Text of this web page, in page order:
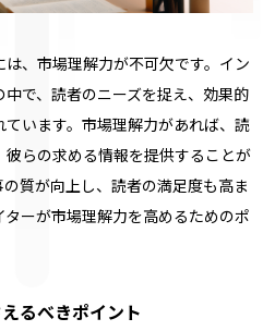
、市場理解力が不可欠です。イン
で、読者のニーズを捉え、効果的
います。市場理解力があれば、読
らの求める情報を提供することが
質が向上し、読者の満足度も高ま
ーが市場理解力を高めるためのポ
るべきポイント